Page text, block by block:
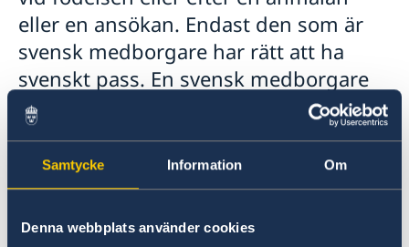
Samtycke Information Om
Denna webbplats använder cookies
Samordningsnummer
Ansökan om pass för minderårig
Registrera nyfödd utomlands
Utredning av svenskt medborgarskap
Gifta sig i Indonesien
Avgifter
Körkort
Legaliseringar och intyg
Levnadsintyg
Arv i internationella situationer i Indonesien
Frihetsberövad i Indonesien
Reseinformation
eller en ansökan. Endast den som är
svensk medborgare har rätt att ha
svenskt pass. En svensk medborgare
har en ovillkorlig rätt att vistas i
Sverige.
Svensk medborgare kan man bli genom:
Födelse